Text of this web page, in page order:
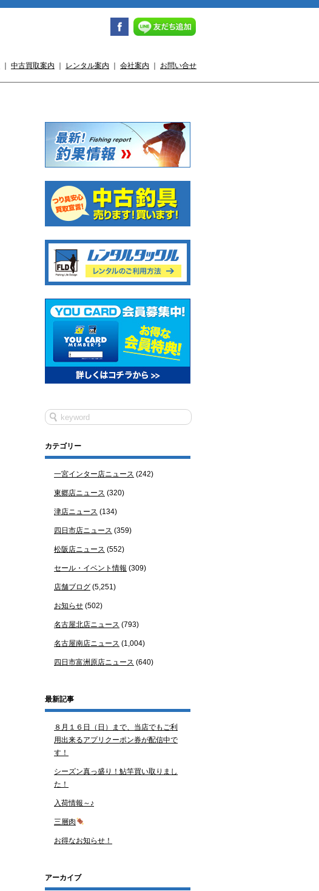
中古買取案内 レンタル案内 会社案内 お問い合せ
カテゴリー
一宮インター店ニュース (242)
東郷店ニュース (320)
津店ニュース (134)
四日市店ニュース (359)
松阪店ニュース (552)
セール・イベント情報 (309)
店舗ブログ (5,251)
お知らせ (502)
名古屋北店ニュース (793)
名古屋南店ニュース (1,004)
四日市富洲原店ニュース (640)
最新記事
８月１６日（日）まで、当店でもご利
用出来るアプリクーポン券が配信中で
す！
シーズン真っ盛り！鮎竿買い取りまし
た！
入荷情報～♪
三層肉
お得なお知らせ！
アーカイブ